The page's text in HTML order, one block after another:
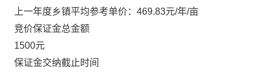
上一年度乡镇平均参考单价：469.83元/年/亩
竞价保证金总金额
1500元
保证金交纳截止时间